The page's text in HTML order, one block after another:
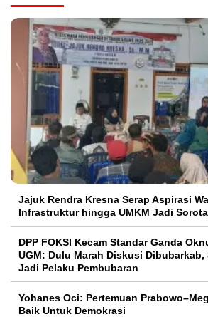
Jajuk Rendra Kresna Serap Aspirasi
Infrastruktur hingga UMKM Jadi
DPP FOKSI Kecam Standar Ganda
UGM: Dulu Marah Diskusi Dibubarkab,
Jadi Pelaku Pembubaran
Yohanes Oci: Pertemuan
Baik Untuk Demokrasi